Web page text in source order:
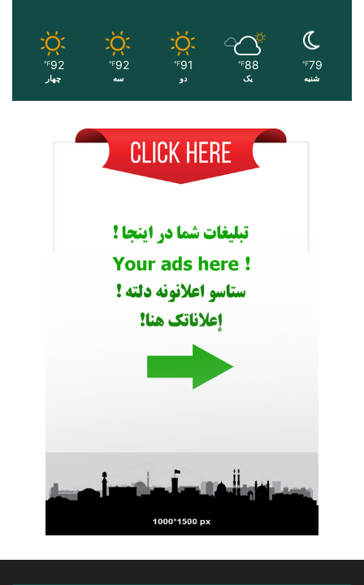
79
℉
شنبه
88
℉
یک
91
℉
دو
92
℉
سه
92
℉
چهار